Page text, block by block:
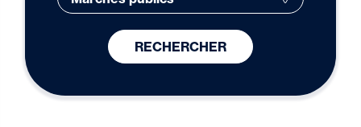
RECHERCHER